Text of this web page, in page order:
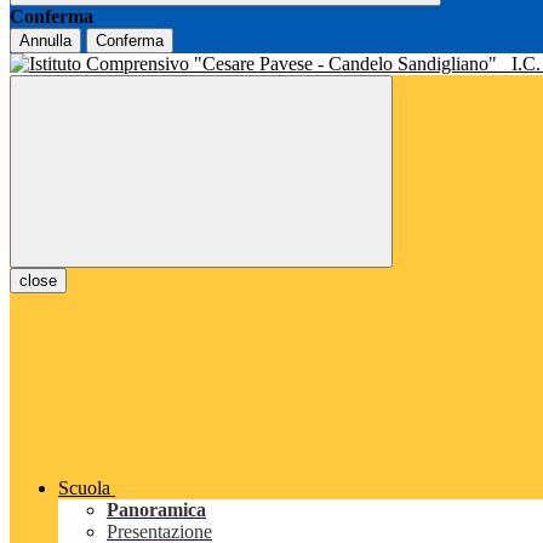
Conferma
Annulla Conferma
I.C.
close
Scuola
Panoramica
Presentazione